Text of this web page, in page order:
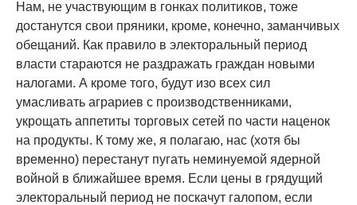
Нам, не участвующим в гонках политиков, тоже
достанутся свои пряники, кроме, конечно, заманчивых
обещаний. Как правило в электоральный период
власти стараются не раздражать граждан новыми
налогами. А кроме того, будут изо всех сил
умасливать аграриев с производственниками,
укрощать аппетиты торговых сетей по части наценок
на продукты. К тому же, я полагаю, нас (хотя бы
временно) перестанут пугать неминуемой ядерной
войной в ближайшее время. Если цены в грядущий
электоральный период не поскачут галопом, если